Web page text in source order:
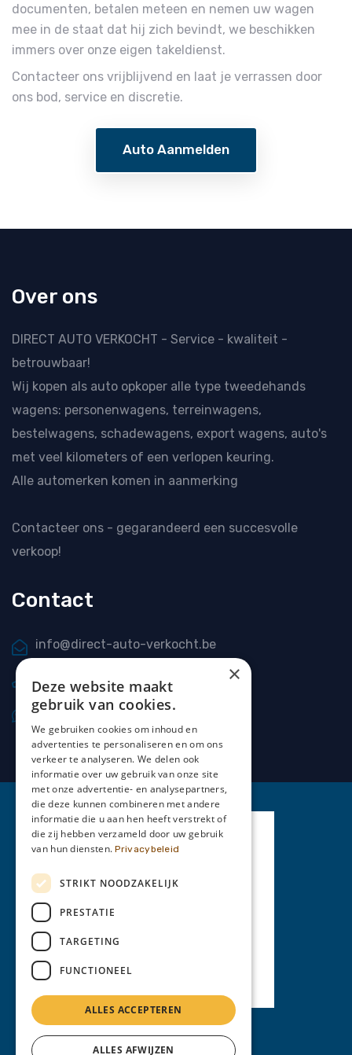
documenten, betalen meteen en nemen uw wagen
mee in de staat dat hij zich bevindt, we beschikken
immers over onze eigen takeldienst.
Contacteer ons vrijblijvend en laat je verrassen door
ons bod, service en discretie.
Auto Aanmelden
Over ons
DIRECT AUTO VERKOCHT - Service - kwaliteit -
betrouwbaar!
Wij kopen als auto opkoper alle type tweedehands
wagens: personenwagens, terreinwagens,
bestelwagens, schadewagens, export wagens, auto's
met veel kilometers of een verlopen keuring.
Alle automerken komen in aanmerking
Contacteer ons - gegarandeerd een succesvolle
verkoop!
Contact
info@direct-auto-verkocht.be
0477 20 66 69
0477 20 66 69
Privacy Policy
×
Deze website maakt
gebruik van cookies.
We gebruiken cookies om inhoud en
advertenties te personaliseren en om ons
verkeer te analyseren. We delen ook
informatie over uw gebruik van onze site
met onze advertentie- en analysepartners,
die deze kunnen combineren met andere
informatie die u aan hen heeft verstrekt of
die zij hebben verzameld door uw gebruik
van hun diensten. Privacybeleid
STRIKT NOODZAKELIJK
PRESTATIE
TARGETING
FUNCTIONEEL
ALLES ACCEPTEREN
ALLES AFWIJZEN